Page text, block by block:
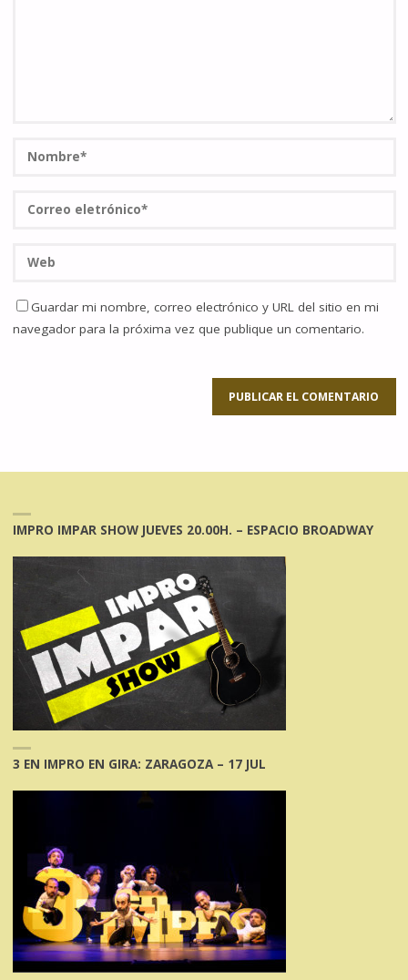
Guardar mi nombre, correo electrónico y URL del sitio en mi
navegador para la próxima vez que publique un comentario.
IMPRO IMPAR SHOW JUEVES 20.00H. – ESPACIO BROADWAY
3 EN IMPRO EN GIRA: ZARAGOZA – 17 JUL